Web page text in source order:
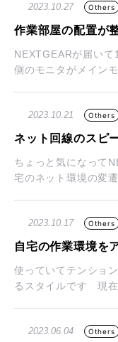
2023.10.27 Others
作業部屋の配置が
NEXTGEARが届い
側のモニタがメイン
2023.10.21 Others
ネット回線のスピ
ちょっと気になって
宅のネット環境の変
2023.10.17 Others
自宅の作業環境を
使っていてテンショ
るスタイルです 現在
2023.06.04 Others